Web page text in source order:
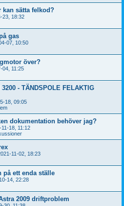
kan sätta felkod?
23, 18:32
gas
07, 10:50
över?
04, 11:25
- TÄNDSPOLE FELAKTIG
18, 09:05
dokumentation behöver jag?
11-18, 11:12
11-02, 18:23
på ett enda ställe
14, 22:28
2009 driftproblem